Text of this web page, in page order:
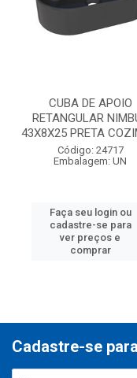
CUBA DE APOIO
RETANGULAR
43X8X25 PRETA
Código: 24717
Embalagem: UN
Faça seu login ou
cadastre-se para
ver preços e
comprar
Cadastre-se